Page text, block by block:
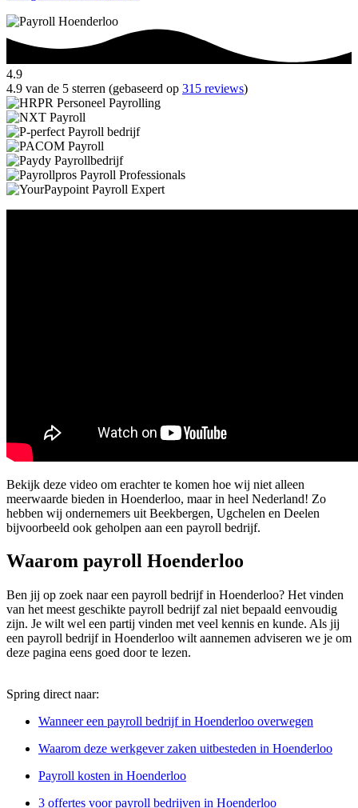
4.9
4.9 van de 5 sterren (gebaseerd op 315 reviews)
Bekijk deze video om erachter te komen hoe wij niet alleen
meerwaarde bieden in Hoenderloo, maar in heel Nederland! Zo
hebben wij ondernemers uit Beekbergen, Ugchelen en Deelen
bijvoorbeeld ook geholpen aan een payroll bedrijf.
Waarom payroll Hoenderloo
Ben jij op zoek naar een payroll bedrijf in Hoenderloo? Het vinden
van het meest geschikte payroll bedrijf zal niet bepaald eenvoudig
zijn. Je wilt wel een partij vinden met veel kennis en kunde. Als jij
een payroll bedrijf in Hoenderloo wilt aannemen adviseren we je om
deze pagina eens goed door te lezen.
Spring direct naar:
Wanneer een payroll bedrijf in Hoenderloo overwegen
Waarom deze werkgever zaken uitbesteden in Hoenderloo
Payroll kosten in Hoenderloo
3 offertes voor payroll bedrijven in Hoenderloo